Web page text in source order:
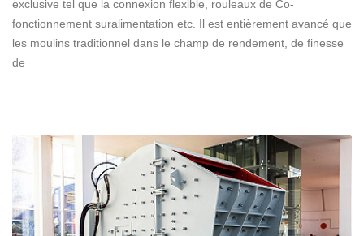
exclusive tel que la connexion flexible, rouleaux de Co-
fonctionnement suralimentation etc. Il est entièrement avancé que
les moulins traditionnel dans le champ de rendement, de finesse
de